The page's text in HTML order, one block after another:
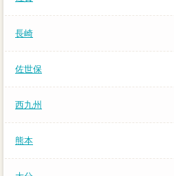
長崎
佐世保
西九州
熊本